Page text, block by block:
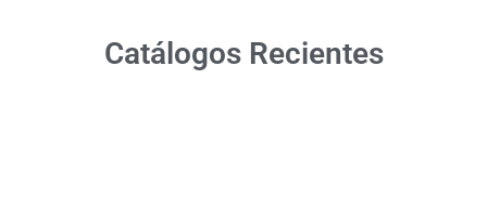
Catálogos Recientes